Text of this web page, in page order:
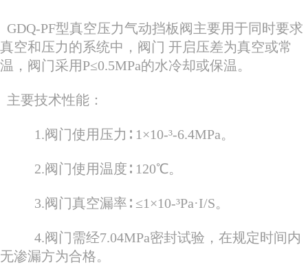
GDQ-PF型真空压力气动挡板阀主要用于同时要求
真空和压力的系统中，阀门 开启压差为真空或常
温，阀门采用P≤0.5MPa的水冷却或保温。
主要技术性能：
1.阀门使用压力∶ 1×10-³-6.4MPa。
2.阀门使用温度∶ 120℃。
3.阀门真空漏率∶ ≤1×10-³Pa·I/S。
4.阀门需经7.04MPa密封试验，在规定时间内
无渗漏方为合格。